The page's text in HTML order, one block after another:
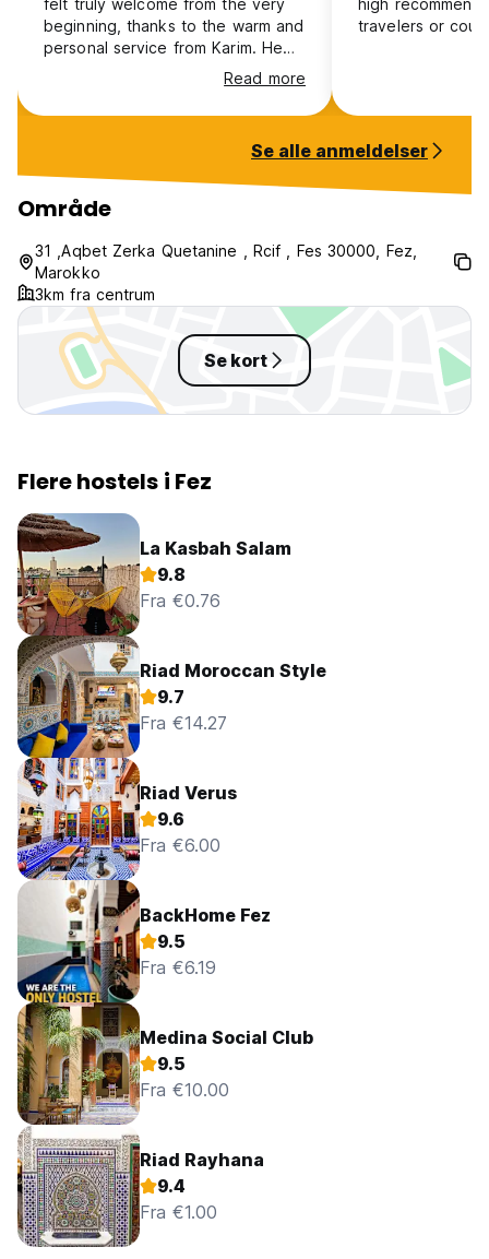
felt truly welcome from the very
beginning, thanks to the warm and
personal service from Karim. He
was always friendly and helpful,
both during my stay and when I
booked several excursion trips
be ordered at a low additional
cost, which was very convenient.
Karim often made tea. which was
especially cozy after long days
out. Spending the evenings on
the rooftop terrace was also a big
highlight. Highly recommended!
Read more
high
travelers or
Se alle anmeldelser
Område
31 ,Aqbet Zerka Quetanine , Rcif , Fes 30000, Fez,
Marokko
3km fra centrum
Se kort
Flere hostels i Fez
La Kasbah Salam
9.8
Fra €0.76
Riad Moroccan Style
9.7
Fra €14.27
Riad Verus
9.6
Fra €6.00
BackHome Fez
9.5
Fra €6.19
Medina Social Club
9.5
Fra €10.00
Riad Rayhana
9.4
Fra €1.00